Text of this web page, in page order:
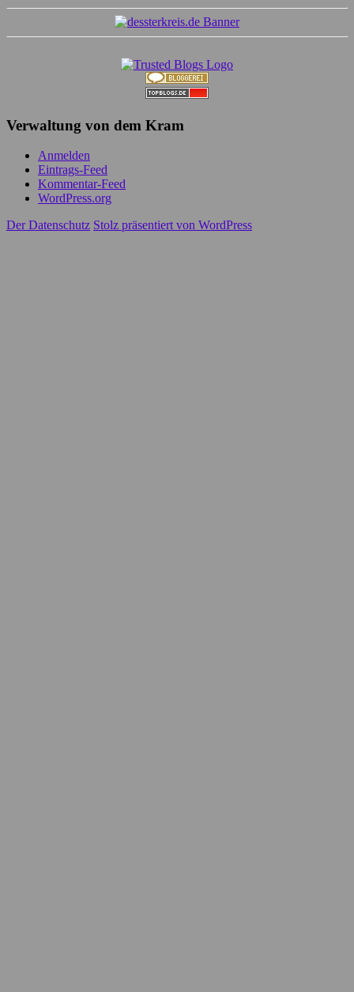
Verwaltung von dem Kram
Anmelden
Eintrags-Feed
Kommentar-Feed
WordPress.org
Der Datenschutz Stolz präsentiert von WordPress